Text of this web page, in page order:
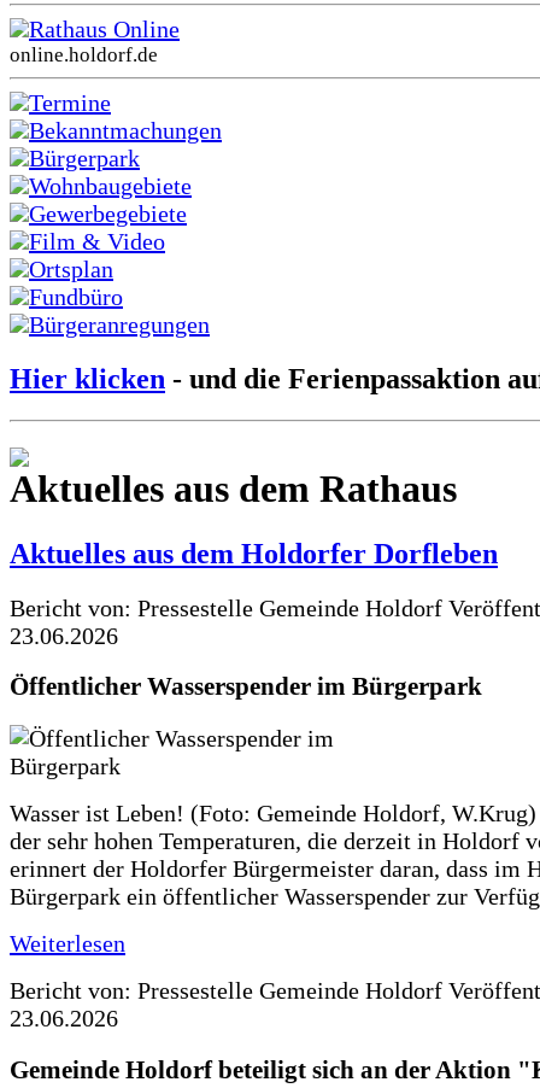
Rathaus Online
online.holdorf.de
Termine
Bekanntmachungen
Bürgerpark
Wohnbaugebiete
Gewerbegebiete
Film & Video
Ortsplan
Fundbüro
Bürgeranregungen
Hier klicken - und die Ferienpassaktion
Aktuelles aus dem Rathaus
Aktuelles aus dem Holdorfer Dorfleben
Bericht von: Pressestelle Gemeinde Holdorf
23.06.2026
Öffentlicher Wasserspender im Bürgerpark
Wasser ist Leben! (Foto: Gemeinde Holdorf,
der sehr hohen Temperaturen, die derzeit in Holdorf
erinnert der Holdorfer Bürgermeister daran, dass im
Bürgerpark ein öffentlicher Wasserspender zur
Weiterlesen
Bericht von: Pressestelle Gemeinde Holdorf
23.06.2026
Gemeinde Holdorf beteiligt sich an der Aktion